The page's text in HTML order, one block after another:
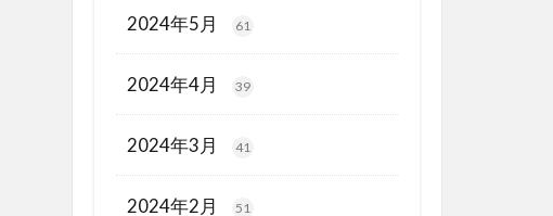
2024年5月 61
2024年4月 39
2024年3月 41
2024年2月 51